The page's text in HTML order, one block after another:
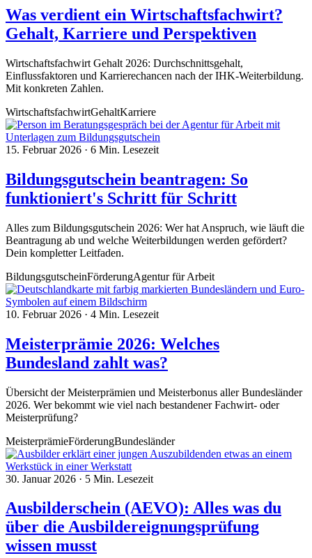
Was verdient ein Wirtschaftsfachwirt?
Gehalt, Karriere und Perspektiven
Wirtschaftsfachwirt Gehalt 2026: Durchschnittsgehalt,
Einflussfaktoren und Karrierechancen nach der IHK-Weiterbildung.
Mit konkreten Zahlen.
WirtschaftsfachwirtGehaltKarriere
15. Februar 2026 · 6 Min. Lesezeit
Bildungsgutschein beantragen: So
funktioniert's Schritt für Schritt
Alles zum Bildungsgutschein 2026: Wer hat Anspruch, wie läuft die
Beantragung ab und welche Weiterbildungen werden gefördert?
Dein kompletter Leitfaden.
BildungsgutscheinFörderungAgentur für Arbeit
10. Februar 2026 · 4 Min. Lesezeit
Meisterprämie 2026: Welches
Bundesland zahlt was?
Übersicht der Meisterprämien und Meisterbonus aller Bundesländer
2026. Wer bekommt wie viel nach bestandener Fachwirt- oder
Meisterprüfung?
MeisterprämieFörderungBundesländer
30. Januar 2026 · 5 Min. Lesezeit
Ausbilderschein (AEVO): Alles was du
über die Ausbildereignungsprüfung
wissen musst